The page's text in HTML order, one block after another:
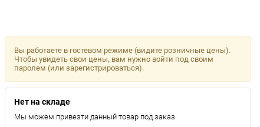
Вы работаете в гостевом режиме (видите розничные цены).
Чтобы увидеть свои цены, вам нужно войти под своим
паролем (или зарегистрироваться).
Нет на складе
Мы можем привезти данный товар под заказ.